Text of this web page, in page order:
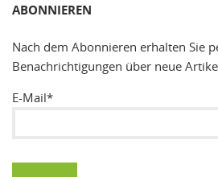
ABONNIEREN
Nach dem Abonnieren erhalten Sie
Benachrichtigungen über neue
E-Mail*